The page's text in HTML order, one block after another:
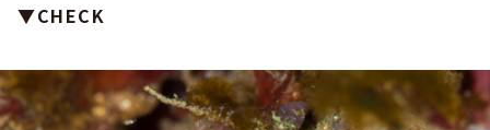
▼CHECK